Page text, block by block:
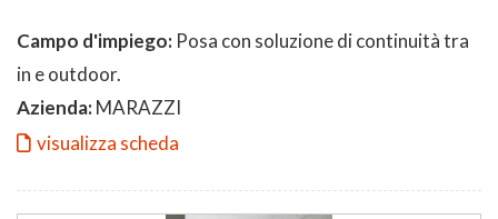
Campo d'impiego: Posa con soluzione di continuità tra
in e outdoor.
Azienda:MARAZZI
visualizza scheda